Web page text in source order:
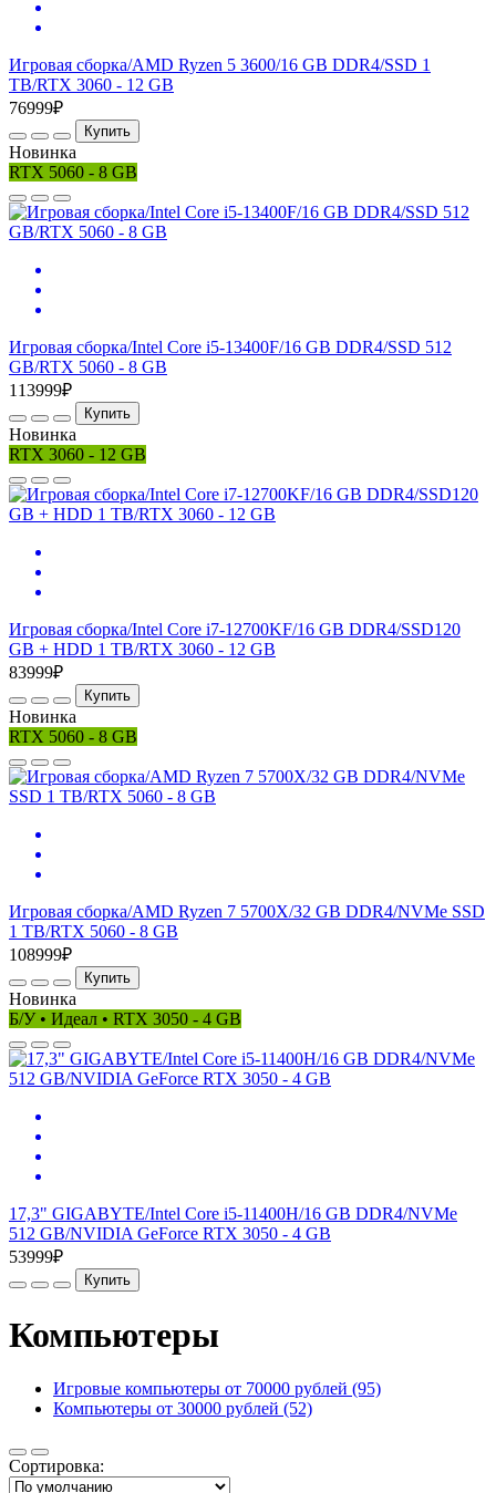
Игровая сборка/AMD Ryzen 5 3600/16 GB DDR4/SSD 1
TB/RTX 3060 - 12 GB
76999₽
Купить
Новинка
RTX 5060 - 8 GB
Игровая сборка/Intel Core i5-13400F/16 GB DDR4/SSD 512
GB/RTX 5060 - 8 GB
113999₽
Купить
Новинка
RTX 3060 - 12 GB
Игровая сборка/Intel Core i7-12700KF/16 GB DDR4/SSD120
GB + HDD 1 TB/RTX 3060 - 12 GB
83999₽
Купить
Новинка
RTX 5060 - 8 GB
Игровая сборка/AMD Ryzen 7 5700X/32 GB DDR4/NVMe SSD
1 TB/RTX 5060 - 8 GB
108999₽
Купить
Новинка
Б/У • Идеал • RTX 3050 - 4 GB
17,3" GIGABYTE/Intel Core i5-11400H/16 GB DDR4/NVMe
512 GB/NVIDIA GeForce RTX 3050 - 4 GB
53999₽
Купить
Компьютеры
Игровые компьютеры от 70000 рублей (95)
Компьютеры от 30000 рублей (52)
Сортировка: